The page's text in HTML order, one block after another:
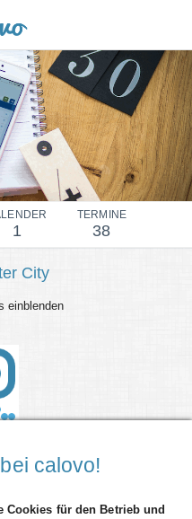
1
TERMINE
38
City
einblenden
calovo!
Cookies für den Betrieb und